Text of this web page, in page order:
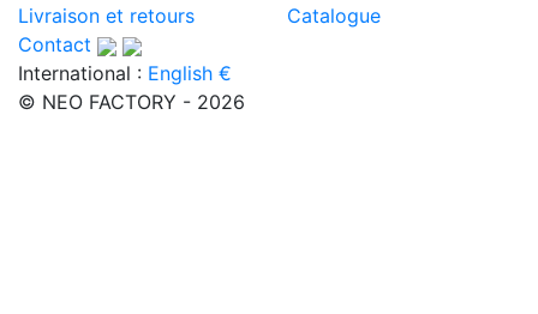
Livraison et retours
Catalogue
Contact
International : English €
© NEO FACTORY - 2026